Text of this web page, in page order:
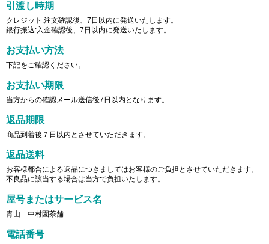
引渡し時期
クレジット:注文確認後、7日以内に発送いたします。
銀行振込:入金確認後、7日以内に発送いたします。
お支払い方法
下記をご確認ください。
お支払い期限
当方からの確認メール送信後7日以内となります。
返品期限
商品到着後７日以内とさせていただきます。
返品送料
お客様都合による返品につきましてはお客様のご負担とさせていただきます。
不良品に該当する場合は当方で負担いたします。
屋号またはサービス名
青山 中村園茶舗
電話番号